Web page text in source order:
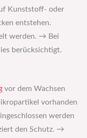
Kunststoff- oder
entstehen.
werden. → Bei
berücksichtigt.
vor dem Wachsen
vorhanden
werden
den Schutz. →